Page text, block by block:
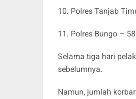
10. Polres Tanjab
11. Polres Bungo –
Selama tiga hari
sebelumnya.
Namun, jumlah